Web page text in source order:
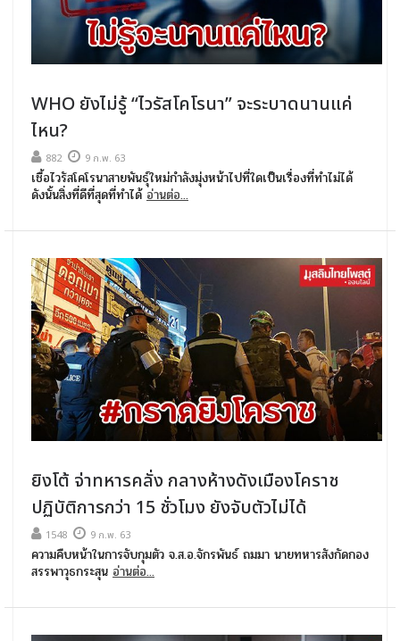
WHO ยังไม่รู้ “ไวรัสโคโรนา” จะระบาดนานแค่
ไหน?
882 9 ก.พ. 63
เชื้อไวรัสโคโรนาสายพันธุ์ใหม่กำลังมุ่งหน้าไปที่ใดเป็นเรื่องที่ทำไม่ได้
ดังนั้นสิ่งที่ดีที่สุดที่ทำได้ อ่านต่อ...
ยิงโต้ จ่าทหารคลั่ง กลางห้างดังเมืองโคราช
ปฏิบัติการกว่า 15 ชั่วโมง ยังจับตัวไม่ได้
1548 9 ก.พ. 63
ความคืบหน้าในการจับกุมตัว จ.ส.อ.จักรพันธ์ ถมมา นายทหารสังกัดกอง
สรรพาวุธกระสุน อ่านต่อ...